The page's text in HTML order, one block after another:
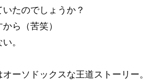
たのでしょうか？
ら（苦笑）
。
ーソドックスな王道ストーリー。